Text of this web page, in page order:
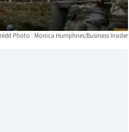
Photo : Monica Humphries/Business Insider